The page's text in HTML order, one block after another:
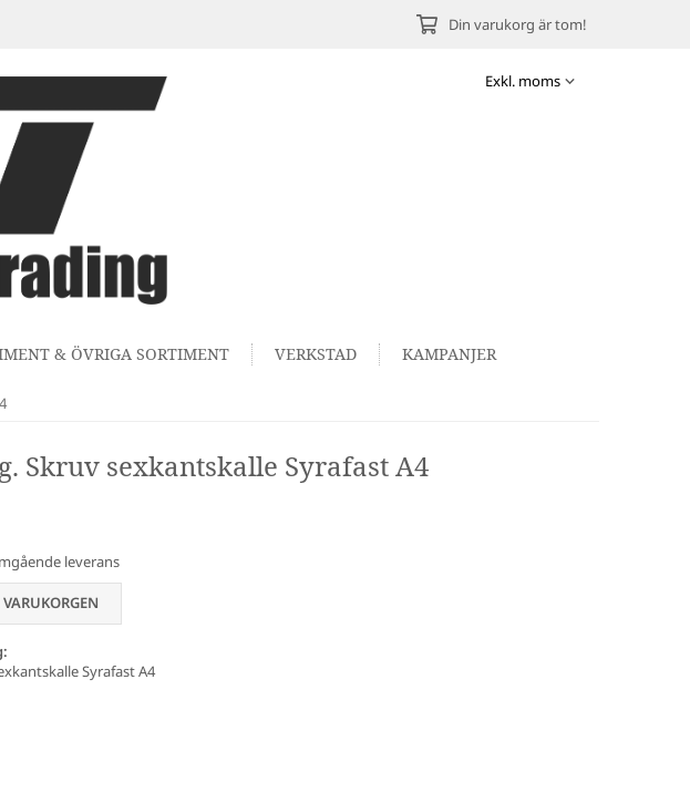
Din varukorg är tom!
& ÖVRIGA SORTIMENT VERKSTAD KAMPANJER
Skruv sexkantskalle Syrafast A4
leverans
Syrafast A4